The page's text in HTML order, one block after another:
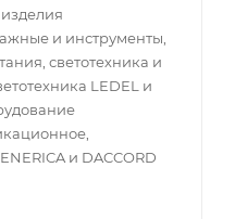
и инструменты,
светотехника и
LEDEL и
и DACCORD